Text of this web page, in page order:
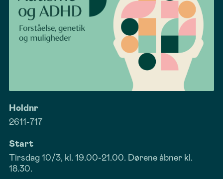
Holdnr
2611-717
Start
Tirsdag 10/3, kl. 19.00-21.00. Dørene åbner kl.
18.30.